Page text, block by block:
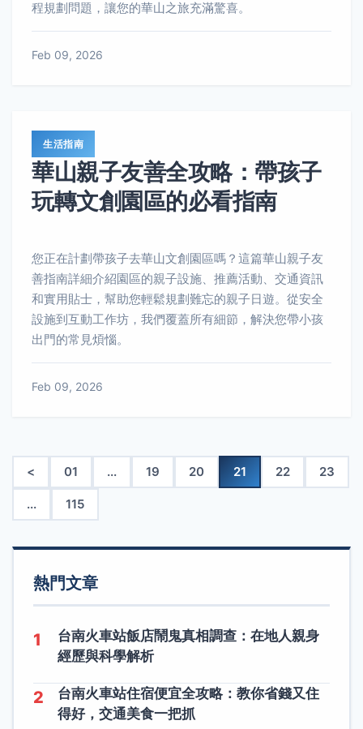
程規劃問題，讓您的華山之旅充滿驚喜。
Feb 09, 2026
生活指南
華山親子友善全攻略：帶孩子
玩轉文創園區的必看指南
您正在計劃帶孩子去華山文創園區嗎？這篇華山親子友
善指南詳細介紹園區的親子設施、推薦活動、交通資訊
和實用貼士，幫助您輕鬆規劃難忘的親子日遊。從安全
設施到互動工作坊，我們覆蓋所有細節，解決您帶小孩
出門的常見煩惱。
Feb 09, 2026
< 01 ... 19 20 21 22 23
... 115
熱門文章
1
台南火車站飯店鬧鬼真相調查：在地人親身
經歷與科學解析
2
台南火車站住宿便宜全攻略：教你省錢又住
得好，交通美食一把抓